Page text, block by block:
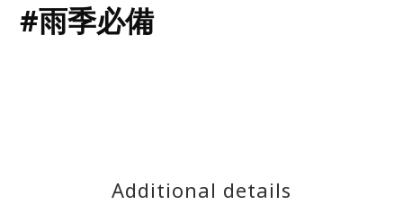
#雨季必備
Additional details